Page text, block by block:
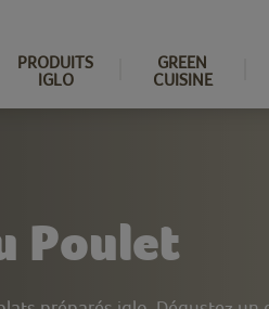
PRODUITS
IGLO
GREEN
CUISINE
Poulet